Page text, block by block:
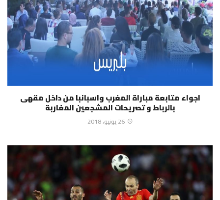
اجواء متابعة مباراة المغرب واسبانبا من داخل مقهى
بالرباط و تصريحات المشجعين المغاربة
26 يونيو، 2018